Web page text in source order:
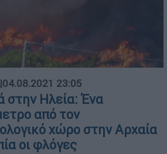
|04.08.2021 23:05
στην Ηλεία: Ένα
από τον
χώρο στην Αρχαία
οι φλόγες